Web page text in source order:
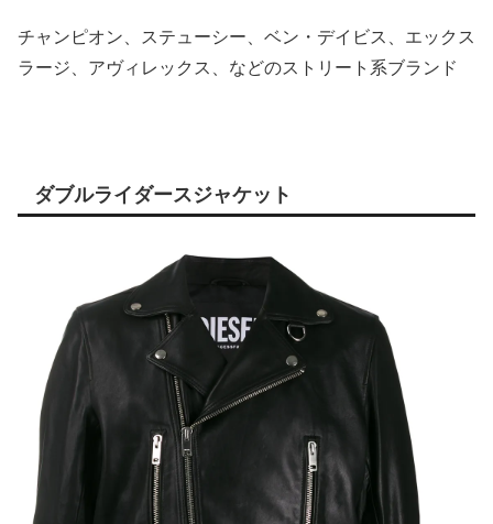
チャンピオン、ステューシー、ベン・デイビス、エックス
ラージ、アヴィレックス、などのストリート系ブランド
ダブルライダースジャケット